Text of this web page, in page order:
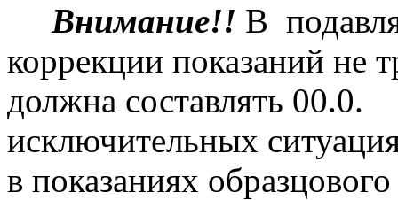
Внимание!! В
коррекции показаний не
должна составлять
исключительных
в показаниях